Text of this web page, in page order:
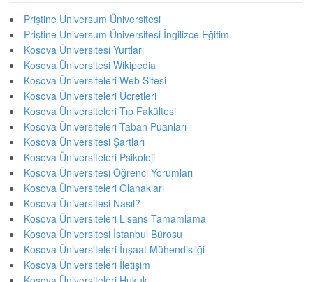
Priştine Universum Üniversitesi
Priştine Universum Üniversitesi İngilizce Eğitim
Kosova Üniversitesi Yurtları
Kosova Üniversitesi Wikipedia
Kosova Üniversiteleri Web Sitesi
Kosova Üniversiteleri Ücretleri
Kosova Üniversiteleri Tıp Fakültesi
Kosova Üniversiteleri Taban Puanları
Kosova Üniversitesi Şartları
Kosova Üniversiteleri Psikoloji
Kosova Üniversitesi Öğrenci Yorumları
Kosova Üniversiteleri Olanakları
Kosova Üniversitesi Nasıl?
Kosova Üniversiteleri Lisans Tamamlama
Kosova Üniversitesi İstanbul Bürosu
Kosova Üniversiteleri İnşaat Mühendisliği
Kosova Üniversiteleri İletişim